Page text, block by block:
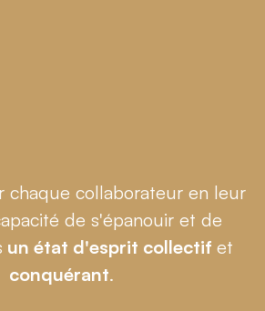
chaque collaborateur en leur
de s'épanouir et de
un état d'esprit collectif et
conquérant.